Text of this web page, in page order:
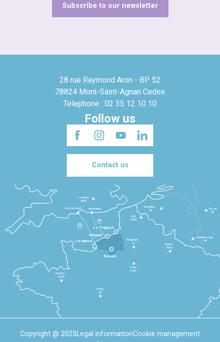
Subscribe to our newsletter
28 rue Raymond Aron - BP 52
78824 Mont-Saint-Agnan Cedex
Telephone : 02 35 12 10 10
Follow us
Contact us
Le Havre
Dieppe
Le Tréport
Rennes
2h30
Tours
3h
Paris
1h30
Beauvais
1h
Reims
2h45
Lille
2h30
Bruxelles
3h
Londres
3h30
Newhaven
Portsmouth
Bonn
5h
Luxembourg
4h
Rouen
Copyright @ 2025Legal informationCookie management